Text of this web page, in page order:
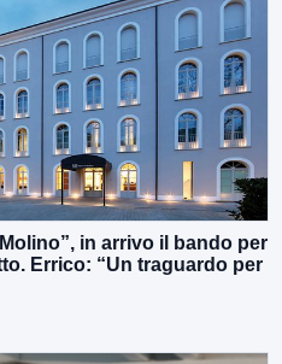
in arrivo il bando per
Errico: “Un traguardo per